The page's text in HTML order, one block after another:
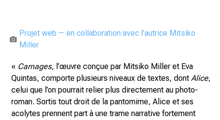
Projet web — en collaboration avec l’autrice Mitsiko
Miller
« Carnages, l’œuvre conçue par Mitsiko Miller et Eva
Quintas, comporte plusieurs niveaux de textes, dont Alice,
celui que l’on pourrait relier plus directement au photo-
roman. Sortis tout droit de la pantomime, Alice et ses
acolytes prennent part à une trame narrative fortement